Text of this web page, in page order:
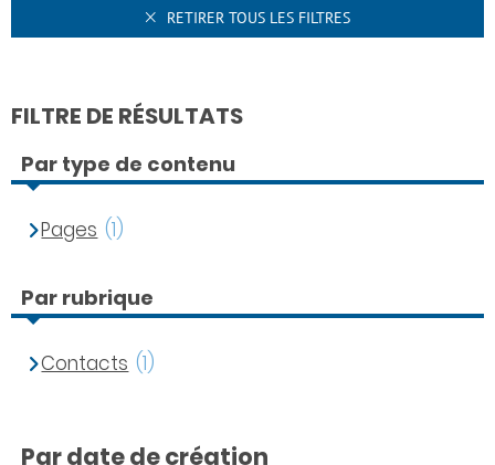
RETIRER TOUS LES FILTRES
FILTRE DE RÉSULTATS
Par type de contenu
Pages (1)
Par rubrique
Contacts (1)
Par date de création